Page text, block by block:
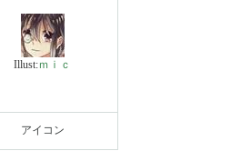
Illust:ｍｉｃ
アイコン